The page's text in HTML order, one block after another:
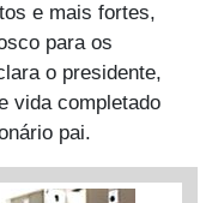
e mais fortes,
para os
o presidente,
vida completado
pai.